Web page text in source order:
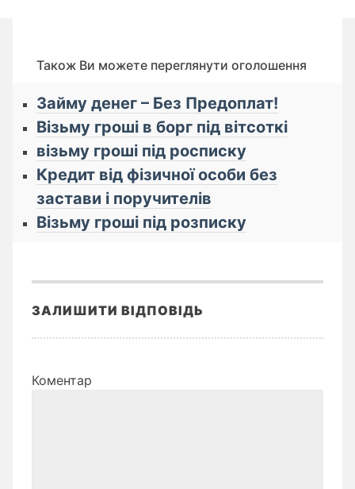
Також Ви можете переглянути оголошення
Займу денег – Без Предоплат!
Візьму гроші в борг під вітсоткі
візьму гроші під росписку
Кредит від фізичної особи без
застави і поручителів
Візьму гроші під розписку
ЗАЛИШИТИ ВІДПОВІДЬ
Коментар